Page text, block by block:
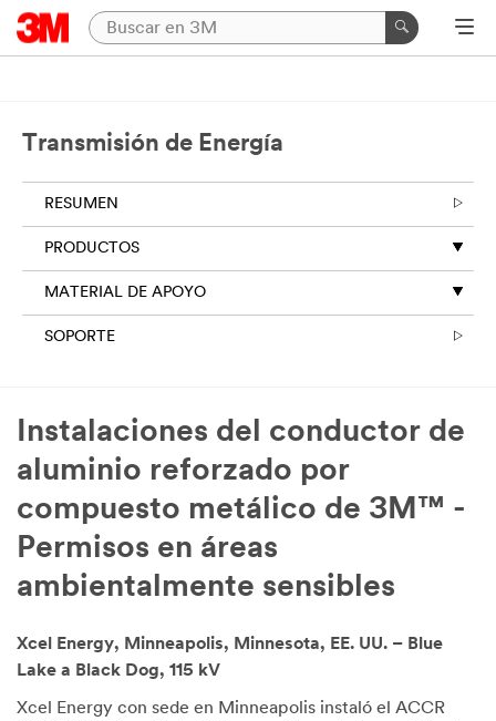
Transmisión de Energía
RESUMEN
PRODUCTOS
MATERIAL DE APOYO
SOPORTE
Instalaciones del conductor de
aluminio reforzado por
compuesto metálico de 3M™ -
Permisos en áreas
ambientalmente sensibles
Xcel Energy, Minneapolis, Minnesota, EE. UU. – Blue
Lake a Black Dog, 115 kV
Xcel Energy con sede en Minneapolis instaló el ACCR